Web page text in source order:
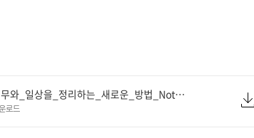
업무와_일상을_정리하는_새로운_방법_Notion_단축키_v2.pdf.zip
로드